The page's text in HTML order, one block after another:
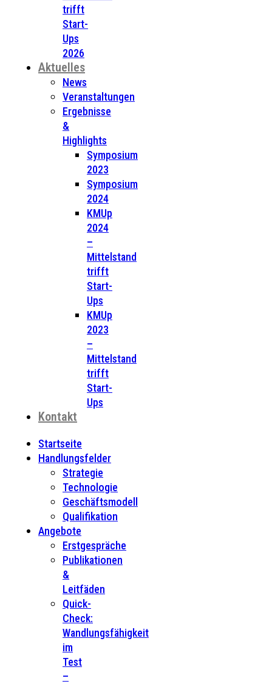
trifft
Start-
Ups
2026
Aktuelles
News
Veranstaltungen
Ergebnisse
&
Highlights
Symposium
2023
Symposium
2024
KMUp
2024
–
Mittelstand
trifft
Start-
Ups
KMUp
2023
–
Mittelstand
trifft
Start-
Ups
Kontakt
Startseite
Handlungsfelder
Strategie
Technologie
Geschäftsmodell
Qualifikation
Angebote
Erstgespräche
Publikationen
&
Leitfäden
Quick-
Check:
Wandlungsfähigkeit
im
Test
–